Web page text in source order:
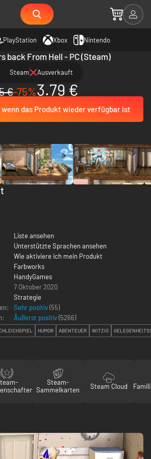
PlayStation Xbox Nintendo
back From Hell - PC (Steam)
Steam Ausverkauft
€-75%3.79 €
das Produkt wieder verfügbar ist
Liste ansehen
Unterstützte Sprachen ansehen
Wie aktiviere ich mein Produkt
Farbworks
HandyGames
7 Oktober 2020
Strategie
Sehr positiv(55)
Äußerst positiv(5266)
HUMOR ABENTEUER WITZIG
Steam-
Sammelkarten
Steam Cloud